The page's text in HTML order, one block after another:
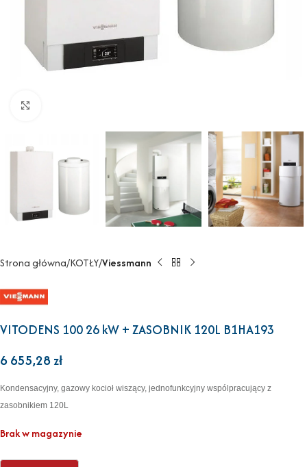
Strona główna KOTŁY Viessmann
VITODENS 100 26 kW + ZASOBNIK 120L B1HA193
6 655,28zł
Kondensacyjny, gazowy kocioł wiszący, jednofunkcyjny wspólpracujący z
zasobnikiem 120L
Brak w magazynie